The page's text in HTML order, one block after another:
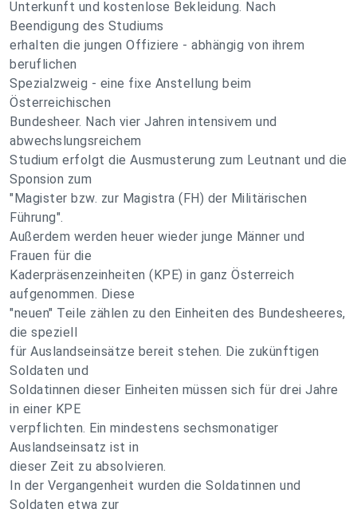
Unterkunft und kostenlose Bekleidung. Nach
Beendigung des Studiums
erhalten die jungen Offiziere - abhängig von ihrem
beruflichen
Spezialzweig - eine fixe Anstellung beim
Österreichischen
Bundesheer. Nach vier Jahren intensivem und
abwechslungsreichem
Studium erfolgt die Ausmusterung zum Leutnant und die
Sponsion zum
"Magister bzw. zur Magistra (FH) der Militärischen
Führung".
Außerdem werden heuer wieder junge Männer und
Frauen für die
Kaderpräsenzeinheiten (KPE) in ganz Österreich
aufgenommen. Diese
"neuen" Teile zählen zu den Einheiten des Bundesheeres,
die speziell
für Auslandseinsätze bereit stehen. Die zukünftigen
Soldaten und
Soldatinnen dieser Einheiten müssen sich für drei Jahre
in einer KPE
verpflichten. Ein mindestens sechsmonatiger
Auslandseinsatz ist in
dieser Zeit zu absolvieren.
In der Vergangenheit wurden die Soldatinnen und
Soldaten etwa zur